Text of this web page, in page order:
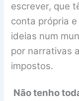
escrever, que
conta própria
ideias num
por narrativas
impostos.
Não tenho